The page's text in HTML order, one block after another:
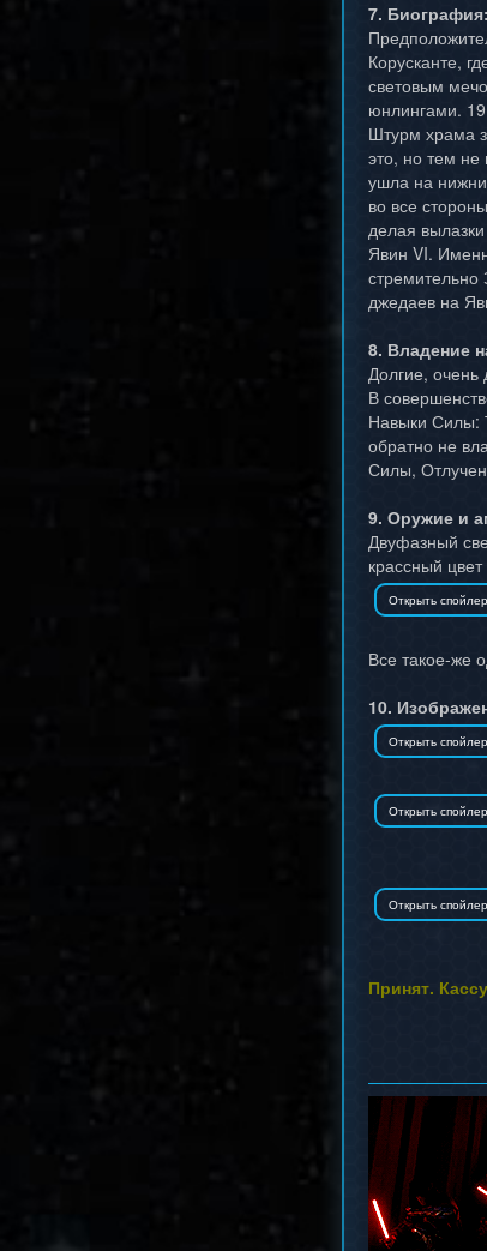
7. Биография:
Корусканте,
световым
юнлингами.
Штурм храма
это, но тем
ушла на
во все
делая
Явин VI.
стремительно
джедаев на
8. Владение
Долгие, очень
В
Навыки Силы:
обратно не
Силы,
9. Оружие и
Двуфазный
крассный
Все такое-же
10.
Принят.